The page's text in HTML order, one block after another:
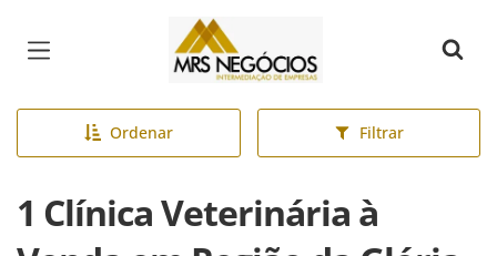
Página inicial
Ordenar Filtrar
1 Clínica Veterinária à